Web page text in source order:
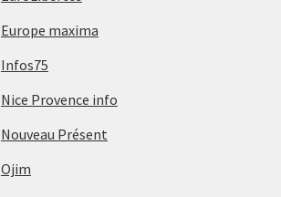
Europe maxima
Infos75
Nice Provence info
Nouveau Présent
Ojim